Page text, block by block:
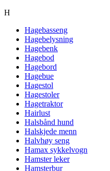
H
Hagebasseng
Hagebelysning
Hagebenk
Hagebod
Hagebord
Hagebue
Hagestol
Hagestoler
Hagetraktor
Hairlust
Halsbånd hund
Halskjede menn
Halvhøy seng
Hamax sykkelvogn
Hamster leker
Hamsterbur